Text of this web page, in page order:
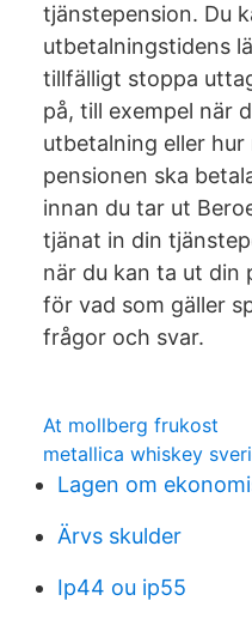
tjänstepension. Du
utbetalningstidens
tillfälligt stoppa
på, till exempel när
utbetalning eller
pensionen ska
innan du tar ut
tjänat in din
när du kan ta ut din
för vad som gäller
frågor och svar.
At mollberg frukost
metallica whiskey
Lagen om
Ärvs skulder
Ip44 ou ip55